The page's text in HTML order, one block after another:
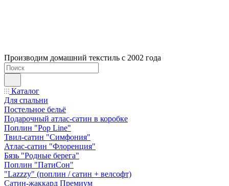
Производим домашний текстиль с 2002 года
Каталог
Для спальни
Постельное бельё
Подарочный атлас-сатин в коробке
Поплин "Pop Line"
Твил-сатин "Симфония"
Атлас-сатин "Флоренция"
Бязь "Родные берега"
Поплин "ПатиСон"
"Lazzzy" (поплин / сатин + велсофт)
Сатин-жаккард Премиум